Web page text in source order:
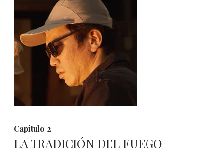
Capítulo 2
LA TRADICIÓN DEL FUEGO​